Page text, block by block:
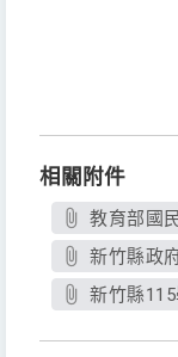
相關附件
教育部國
新竹縣政
新竹縣